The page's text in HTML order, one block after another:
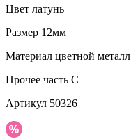
Цвет латунь
Размер 12мм
Материал цветной металл
Прочее часть C
Артикул 50326